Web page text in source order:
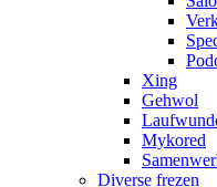
Xing
Gehwol
Mykored
Diverse frezen